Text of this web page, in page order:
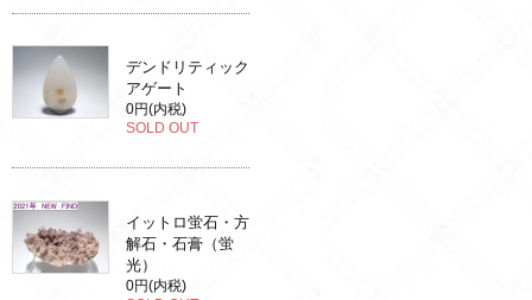
デンドリティック
アゲート
0円(内税)
SOLD OUT
イットロ蛍石・方
解石・石膏（蛍
光）
0円(内税)